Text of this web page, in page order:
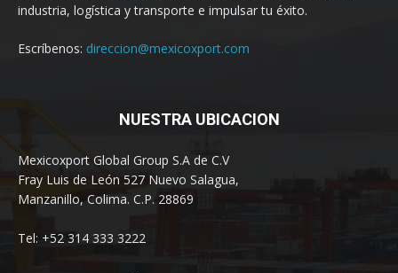
industria, logística y transporte e impulsar tu éxito.
Escríbenos: direccion@mexicoxport.com
NUESTRA UBICACION
Mexicoxport Global Group S.A de C.V
Fray Luis de León 527 Nuevo Salagua,
Manzanillo, Colima. C.P. 28869
Tel: +52 314 333 3222